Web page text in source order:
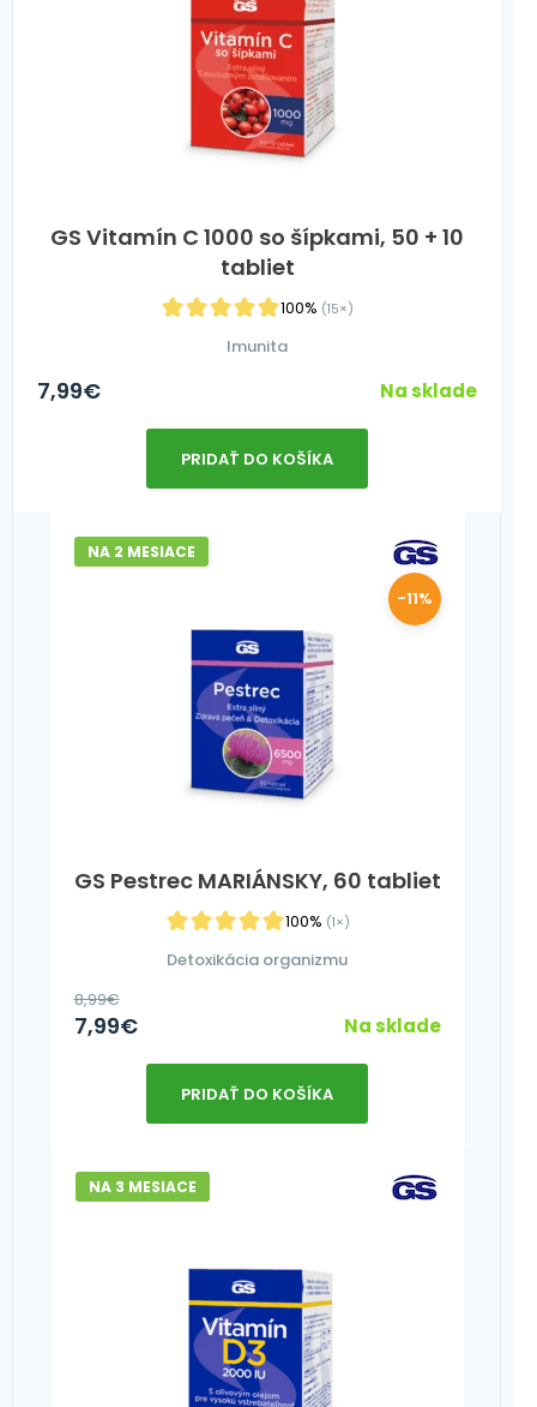
GS Vitamín C 1000 so šípkami, 50 + 10
tabliet
100% (15×)
Imunita
7,99€ Na sklade
PRIDAŤ DO KOŠÍKA
GS Pestrec MARIÁNSKY, 60 tabliet
100% (1×)
NA 2 MESIACE
Detoxikácia organizmu
-11%
8,99€
7,99€ Na sklade
PRIDAŤ DO KOŠÍKA
NA 3 MESIACE